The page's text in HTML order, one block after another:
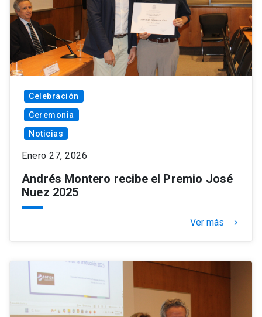
Celebración
Ceremonia
Noticias
Enero 27, 2026
Andrés Montero recibe el Premio José
Nuez 2025
Ver más keyboard_arrow_right